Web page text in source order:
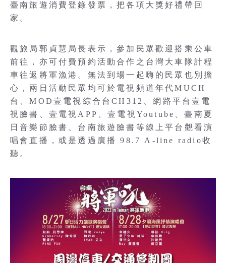
臺南旅遊消費登錄發票，把各項大獎好禮帶回
家。
觀旅局郭貞慧局長表示，參加民眾歡迎搭乘公車
前往，亦可付費預約活動合作之台灣大車隊計程
車往返將軍漁港。無法到場一起嗨的民眾也別擔
心，兩日活動民眾均可於電視頻道年代MUCH
台、MOD壹電視綜合台CH312、網路平台壹電
視臉書、壹電視APP、壹電視Youtube、臺南夏
日音樂節臉書、台南旅遊臉書等線上平台觀看演
唱會直播，或是透過廣播 98.7 A-line radio收
聽。